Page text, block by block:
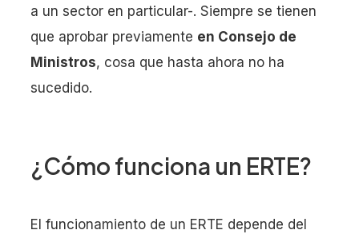
a un sector en particular-. Siempre se tienen
que aprobar previamente en Consejo de
Ministros, cosa que hasta ahora no ha
sucedido.
¿Cómo funciona un ERTE?
El funcionamiento de un ERTE depende del